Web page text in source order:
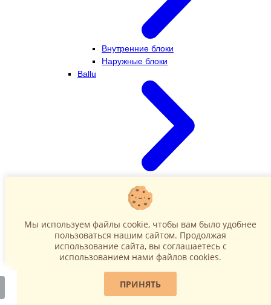
Внутренние блоки
Наружные блоки
Ballu
Наружные блоки
Мы используем файлы cookie, чтобы вам было удобнее
пользоваться нашим сайтом. Продолжая
использование сайта, вы соглашаетесь c
использованием нами файлов cookies.
ПРИНЯТЬ